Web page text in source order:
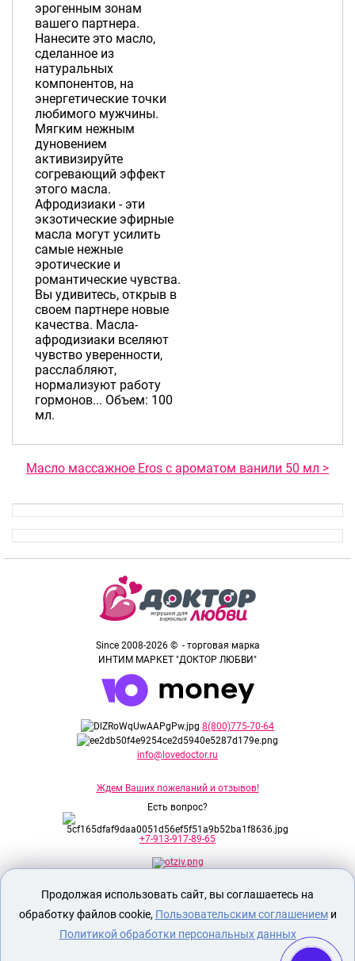
эрогенным зонам
вашего партнера.
Нанесите это масло,
сделанное из
натуральных
компонентов, на
энергетические точки
любимого мужчины.
Мягким нежным
дуновением
активизируйте
согревающий эффект
этого масла.
Афродизиаки - эти
экзотические эфирные
масла могут усилить
самые нежные
эротические и
романтические чувства.
Вы удивитесь, открыв в
своем партнере новые
качества. Масла-
афродизиаки вселяют
чувство уверенности,
расслабляют,
нормализуют работу
гормонов... Объем: 100
мл.
Масло массажное Eros c ароматом ванили 50 мл >
Since 2008-2026 © - торговая марка
ИНТИМ МАРКЕТ "ДОКТОР ЛЮБВИ"
8(800)775-70-64
info@lovedoctor.ru
Ждем Ваших пожеланий и отзывов!
Есть вопрос?
+7-913-917-89-65
Секс шоп Доктор Любви предназначен
исключительно для лиц старше 18 лет!
Вся продукция имеет знак EAC
Евразийского соответствия.
Продолжая использовать сайт, вы соглашаетесь на
обработку файлов cookie, Пользовательским соглашениеми
Политикой обработки персональных данных